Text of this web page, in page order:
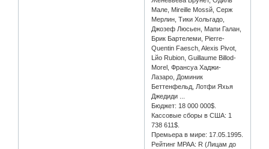
Мале, Mireille Mossй, Серж
Мерлин, Тики Хольгадо,
Джозеф Люсьен, Мапи Галан,
Брик Бартелеми, Pierre-
Quentin Faesch, Alexis Pivot,
Lйo Rubion, Guillaume Billod-
Morel, Франсуа Хаджи-
Лазаро, Доминик
Беттенфельд, Лотфи Яхья
Джедиди ...
Бюджет: 18 000 000$.
Кассовые сборы в США: 1
738 611$.
Премьера в мире: 17.05.1995.
Рейтинг MPAA: R (Лицам до